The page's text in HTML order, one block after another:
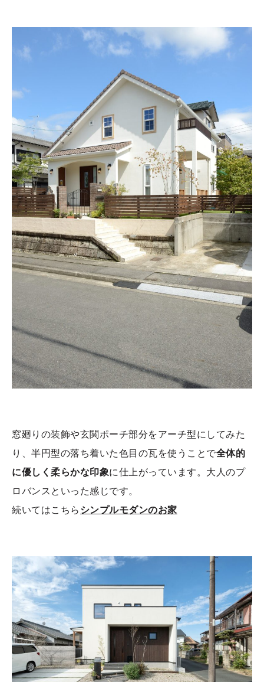
窓廻りの装飾や玄関ポーチ部分をアーチ型にしてみた
り、半円型の落ち着いた色目の瓦を使うことで全体的
に優しく柔らかな印象に仕上がっています。大人のプ
ロバンスといった感じです。
続いてはこちら シンプルモダンのお家